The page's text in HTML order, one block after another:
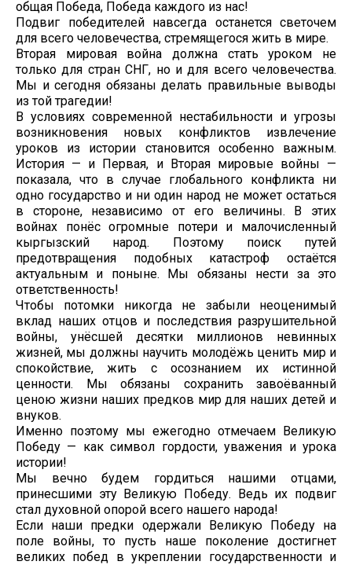
общая Победа, Победа каждого из нас!
Подвиг победителей навсегда останется светочем
для всего человечества, стремящегося жить в мире.
Вторая мировая война должна стать уроком не
только для стран СНГ, но и для всего человечества.
Мы и сегодня обязаны делать правильные выводы
из той трагедии!
В условиях современной нестабильности и угрозы
возникновения новых конфликтов извлечение
уроков из истории становится особенно важным.
История — и Первая, и Вторая мировые войны —
показала, что в случае глобального конфликта ни
одно государство и ни один народ не может остаться
в стороне, независимо от его величины. В этих
войнах понёс огромные потери и малочисленный
кыргызский народ. Поэтому поиск путей
предотвращения подобных катастроф остаётся
актуальным и поныне. Мы обязаны нести за это
ответственность!
Чтобы потомки никогда не забыли неоценимый
вклад наших отцов и последствия разрушительной
войны, унёсшей десятки миллионов невинных
жизней, мы должны научить молодёжь ценить мир и
спокойствие, жить с осознанием их истинной
ценности. Мы обязаны сохранить завоёванный
ценою жизни наших предков мир для наших детей и
внуков.
Именно поэтому мы ежегодно отмечаем Великую
Победу — как символ гордости, уважения и урока
истории!
Мы вечно будем гордиться нашими отцами,
принесшими эту Великую Победу. Ведь их подвиг
стал духовной опорой всего нашего народа!
Если наши предки одержали Великую Победу на
поле войны, то пусть наше поколение достигнет
великих побед в укреплении государственности и